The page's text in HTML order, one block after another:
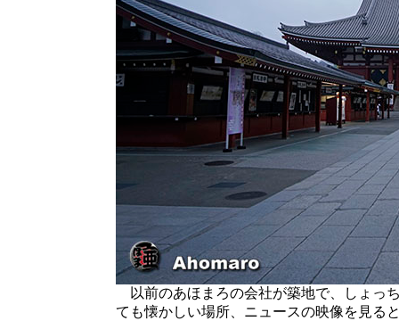
以前のあほまろの会社が築地で、しょっ
ても懐かしい場所、ニュースの映像を見る